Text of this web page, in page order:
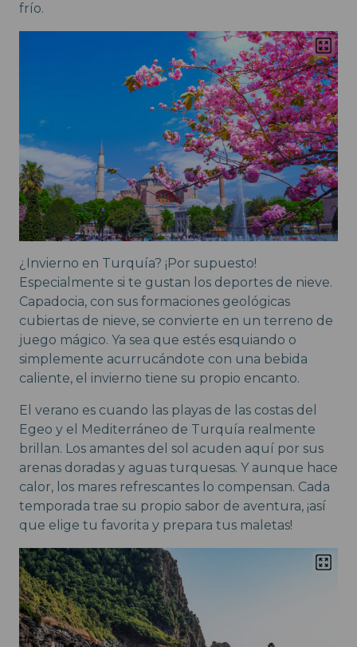
frío.
¿Invierno en Turquía? ¡Por supuesto!
Especialmente si te gustan los deportes de nieve.
Capadocia, con sus formaciones geológicas
cubiertas de nieve, se convierte en un terreno de
juego mágico. Ya sea que estés esquiando o
simplemente acurrucándote con una bebida
caliente, el invierno tiene su propio encanto.
El verano es cuando las playas de las costas del
Egeo y el Mediterráneo de Turquía realmente
brillan. Los amantes del sol acuden aquí por sus
arenas doradas y aguas turquesas. Y aunque hace
calor, los mares refrescantes lo compensan. Cada
temporada trae su propio sabor de aventura, ¡así
que elige tu favorita y prepara tus maletas!